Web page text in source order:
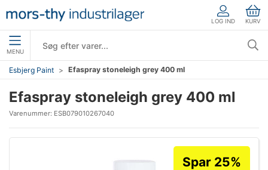
LOG IND KURV
MENU
Esbjerg Paint Efaspray stoneleigh grey 400 ml
Efaspray stoneleigh grey 400 ml
Varenummer: ESB079010267040
Spar 25%